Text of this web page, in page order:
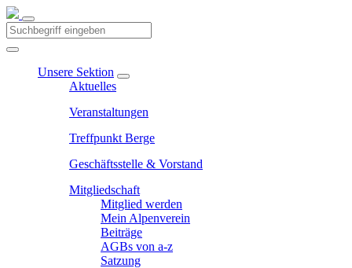
Unsere Sektion
Aktuelles
Veranstaltungen
Treffpunkt Berge
Geschäftsstelle & Vorstand
Mitgliedschaft
Mitglied werden
Mein Alpenverein
Beiträge
AGBs von a-z
Satzung